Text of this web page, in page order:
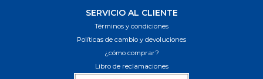
SERVICIO AL CLIENTE
Términos y condiciones
Políticas de cambio y devoluciones
¿cómo comprar?
Libro de reclamaciones